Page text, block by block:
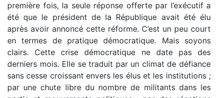
première fois, la seule réponse offerte par l’exécutif a
été que le président de la République avait été élu
après avoir annoncé cette réforme. C’est un peu court
en termes de pratique démocratique. Mais soyons
clairs. Cette crise démocratique ne date pas des
derniers mois. Elle se traduit par un climat de défiance
sans cesse croissant envers les élus et les institutions ;
par une chute libre du nombre de militants dans les